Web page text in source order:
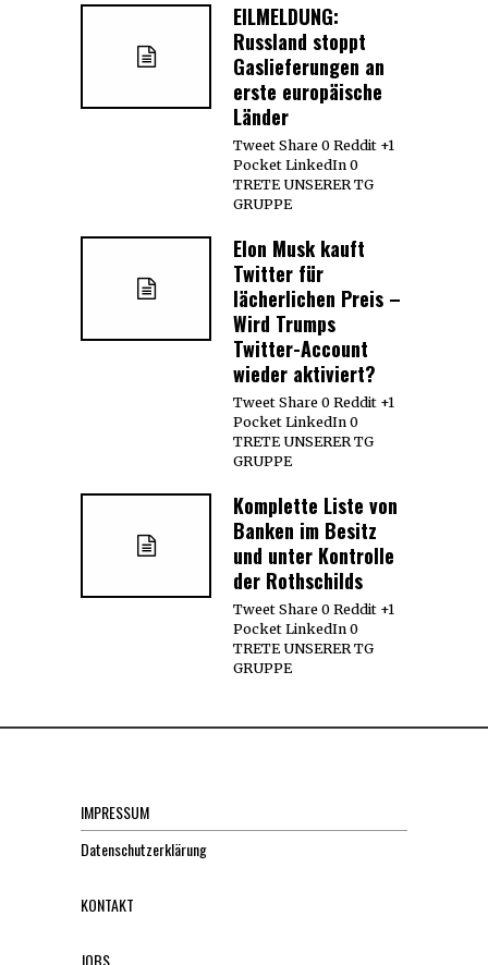
EILMELDUNG:
Russland stoppt
Gaslieferungen an
erste europäische
Länder
Tweet Share 0 Reddit +1
Pocket LinkedIn 0
TRETE UNSERER TG
GRUPPE
Elon Musk kauft
Twitter für
lächerlichen Preis –
Wird Trumps
Twitter-Account
wieder aktiviert?
Tweet Share 0 Reddit +1
Pocket LinkedIn 0
TRETE UNSERER TG
GRUPPE
Komplette Liste von
Banken im Besitz
und unter Kontrolle
der Rothschilds
Tweet Share 0 Reddit +1
Pocket LinkedIn 0
TRETE UNSERER TG
GRUPPE
IMPRESSUM
Datenschutzerklärung
KONTAKT
JOBS